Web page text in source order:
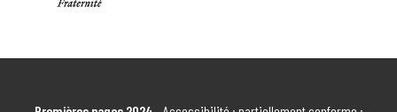
Cajarc